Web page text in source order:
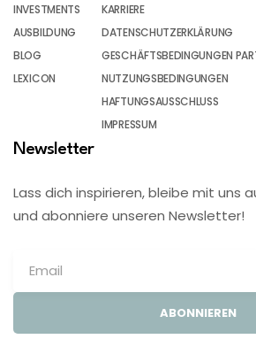
INVESTMENTS
AUSBILDUNG
BLOG
LEXICON
KARRIERE
DATENSCHUTZERKLÄRUNG
GESCHÄFTSBEDINGUNGEN
NUTZUNGSBEDINGUNGEN
HAFTUNGSAUSSCHLUSS
IMPRESSUM
Newsletter
Lass dich inspirieren, bleibe mit uns
und abonniere unseren Newsletter!
ABONNIEREN